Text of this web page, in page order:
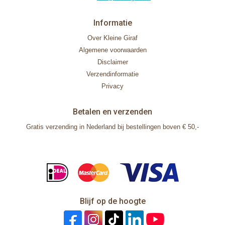
Informatie
Over Kleine Giraf
Algemene voorwaarden
Disclaimer
Verzendinformatie
Privacy
Betalen en verzenden
Gratis verzending in Nederland bij bestellingen boven € 50,-
Blijf op de hoogte